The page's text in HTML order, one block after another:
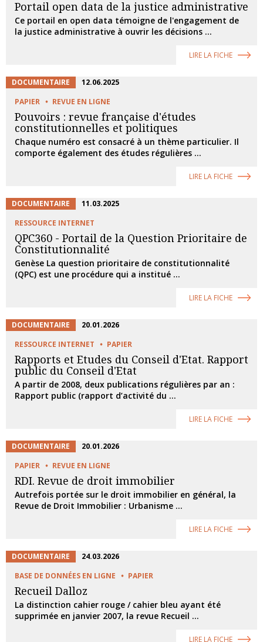
Portail open data de la justice administrative
Ce portail en open data témoigne de l'engagement de
la justice administrative à ouvrir les décisions ...
LIRE LA FICHE
DOCUMENTAIRE
12.06.2025
PAPIER
REVUE EN LIGNE
Pouvoirs : revue française d'études
constitutionnelles et politiques
Chaque numéro est consacré à un thème particulier. Il
comporte également des études régulières ...
LIRE LA FICHE
DOCUMENTAIRE
11.03.2025
RESSOURCE INTERNET
QPC360 - Portail de la Question Prioritaire de
Constitutionnalité
Genèse La question prioritaire de constitutionnalité
(QPC) est une procédure qui a institué ...
LIRE LA FICHE
DOCUMENTAIRE
20.01.2026
RESSOURCE INTERNET
PAPIER
Rapports et Etudes du Conseil d'Etat. Rapport
public du Conseil d'Etat
A partir de 2008, deux publications régulières par an :
Rapport public (rapport d’activité du ...
LIRE LA FICHE
DOCUMENTAIRE
20.01.2026
PAPIER
REVUE EN LIGNE
RDI. Revue de droit immobilier
Autrefois portée sur le droit immobilier en général, la
Revue de Droit Immobilier : Urbanisme ...
LIRE LA FICHE
DOCUMENTAIRE
24.03.2026
BASE DE DONNÉES EN LIGNE
PAPIER
Recueil Dalloz
La distinction cahier rouge / cahier bleu ayant été
supprimée en janvier 2007, la revue Recueil ...
LIRE LA FICHE